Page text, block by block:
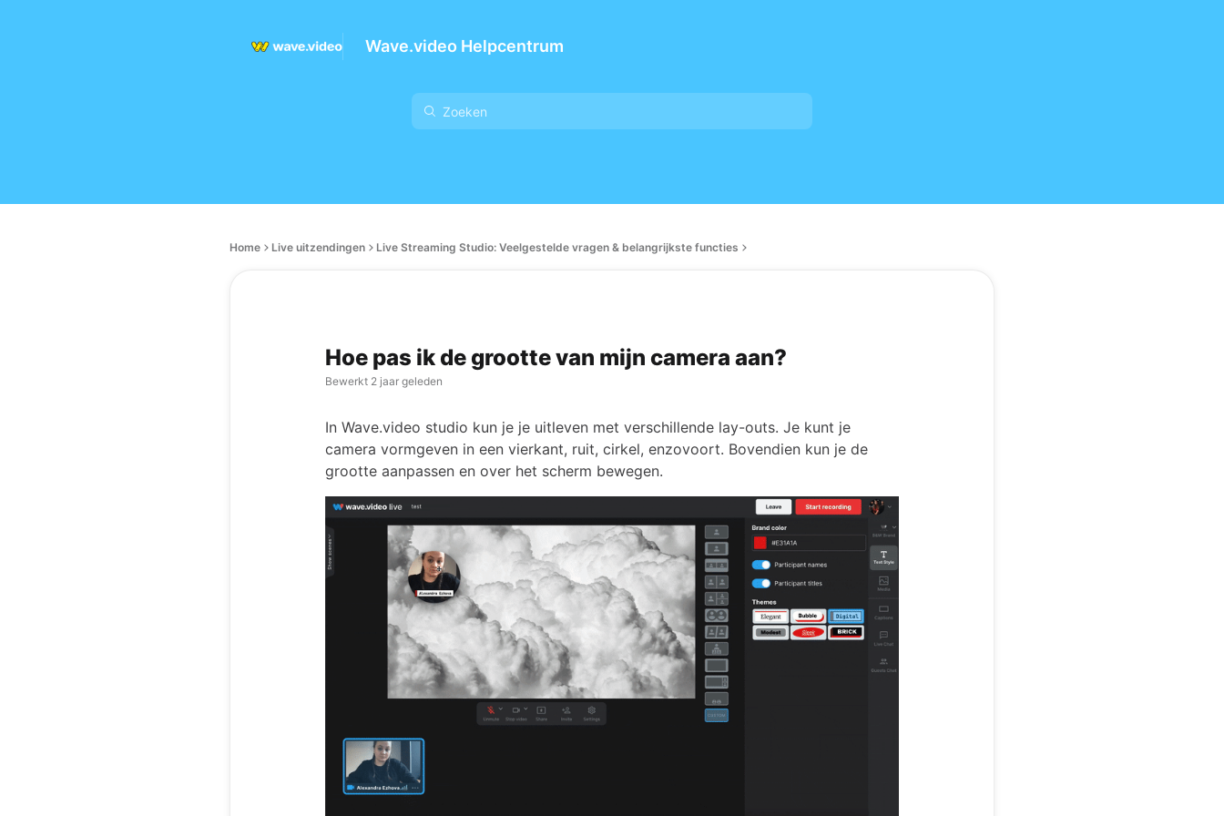
Wave.video Helpcentrum
Home Live uitzendingen Live Streaming Studio: Veelgestelde vragen & belangrijkste functies
Hoe pas ik de grootte van mijn camera aan?
Bewerkt 2 jaar geleden
In Wave.video studio kun je je uitleven met verschillende lay-outs. Je kunt je
camera vormgeven in een vierkant, ruit, cirkel, enzovoort. Bovendien kun je de
grootte aanpassen en over het scherm bewegen.